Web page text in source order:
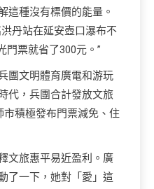
這種沒有標價的能量。
丹站在延安壺口瀑布不
門票就省了300元。”
團文明體育廣電和游玩
代，兵團合計發放文旅
市積極發布門票減免、住
文旅惠平易近盈利。廣
了一下，她對「愛」這